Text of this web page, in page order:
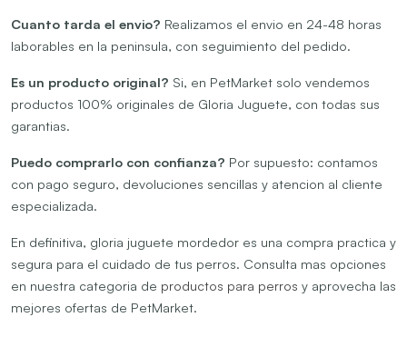
Cuanto tarda el envio? Realizamos el envio en 24-48 horas
laborables en la peninsula, con seguimiento del pedido.
Es un producto original? Si, en PetMarket solo vendemos
productos 100% originales de Gloria Juguete, con todas sus
garantias.
Puedo comprarlo con confianza? Por supuesto: contamos
con pago seguro, devoluciones sencillas y atencion al cliente
especializada.
En definitiva, gloria juguete mordedor es una compra practica y
segura para el cuidado de tus perros. Consulta mas opciones
en nuestra categoria de productos para perros y aprovecha las
mejores ofertas de PetMarket.